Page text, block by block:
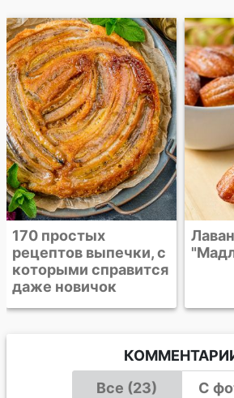
Лавандовое печенье
"Мадлен"
Все (23)
С